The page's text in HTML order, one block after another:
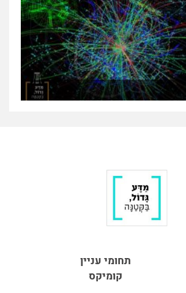
תחומי עניין
קומיקס